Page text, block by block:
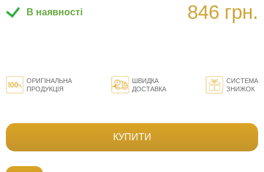
В наявності 846 грн.
ОРИГІНАЛЬНА
ПРОДУКЦІЯ
ШВИДКА
ДОСТАВКА
СИСТЕМА
ЗНИЖОК
КУПИТИ